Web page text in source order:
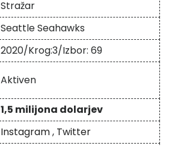
Stražar
Seattle Seahawks
2020/Krog:3/Izbor: 69
Aktiven
1,5 milijona dolarjev
Instagram, Twitter